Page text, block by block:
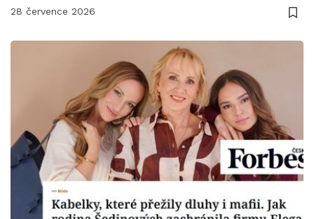
28 července 2026